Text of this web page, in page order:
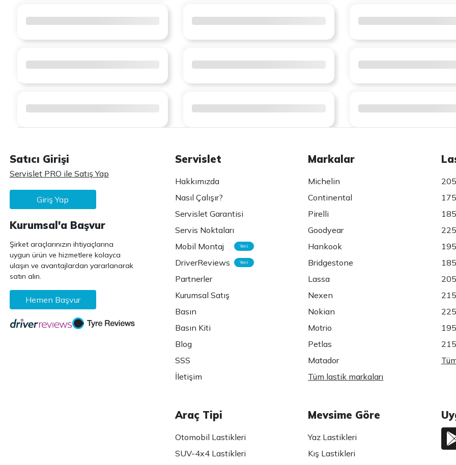
Satıcı Girişi
Servislet PRO ile Satış Yap
Giriş Yap
Kurumsal'a Başvur
Şirket araçlarınızın ihtiyaçlarına
uygun ürün ve hizmetlere kolayca
ulaşın ve avantajlardan yararlanarak
satın alın.
Hemen Başvur
Servislet
Hakkımızda
Nasıl Çalışır?
Servislet Garantisi
Servis Noktaları
Mobil Montaj
Yeni
DriverReviews Yeni
Partnerler
Kurumsal Satış
Basın
Basın Kiti
Blog
SSS
İletişim
Markalar
Michelin
Continental
Pirelli
Goodyear
Hankook
Bridgestone
Lassa
Nexen
Nokian
Motrio
Petlas
Matador
Tüm lastik markaları
Araç Tipi
Otomobil Lastikleri
SUV-4x4 Lastikleri
Mevsime Göre
Yaz Lastikleri
Kış Lastikleri